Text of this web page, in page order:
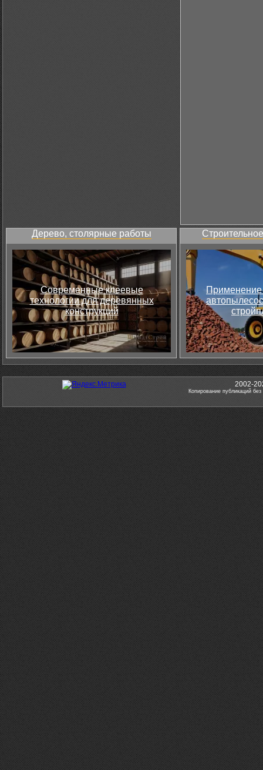
Дерево, столярные работы
Современные клеевые
технологии для деревянных
конструкций
Применение
2002-
Копирование публикаций